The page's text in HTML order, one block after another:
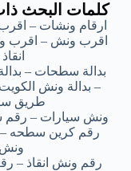
كلمات البحث
ارقام ونشات –
اقرب ونش – اقرب
بدالة سطحات –
– بدالة ونش
طريق
ونش سيارات – رقم
رقم كرين سطحه
رقم ونش انقاذ –